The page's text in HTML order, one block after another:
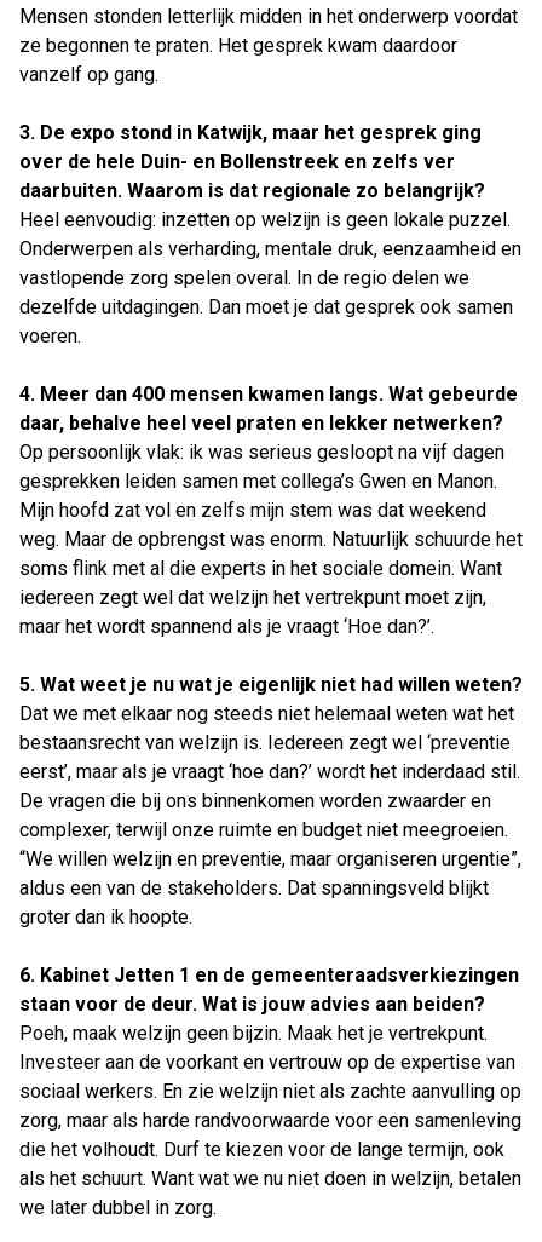
Mensen stonden letterlijk midden in het onderwerp voordat
ze begonnen te praten. Het gesprek kwam daardoor
vanzelf op gang.
3. De expo stond in Katwijk, maar het gesprek ging
over de hele Duin- en Bollenstreek en zelfs ver
daarbuiten. Waarom is dat regionale zo belangrijk?
Heel eenvoudig: inzetten op welzijn is geen lokale puzzel.
Onderwerpen als verharding, mentale druk, eenzaamheid en
vastlopende zorg spelen overal. In de regio delen we
dezelfde uitdagingen. Dan moet je dat gesprek ook samen
voeren.
4. Meer dan 400 mensen kwamen langs. Wat gebeurde
daar, behalve heel veel praten en lekker netwerken?
Op persoonlijk vlak: ik was serieus gesloopt na vijf dagen
gesprekken leiden samen met collega’s Gwen en Manon.
Mijn hoofd zat vol en zelfs mijn stem was dat weekend
weg. Maar de opbrengst was enorm. Natuurlijk schuurde het
soms flink met al die experts in het sociale domein. Want
iedereen zegt wel dat welzijn het vertrekpunt moet zijn,
maar het wordt spannend als je vraagt ‘Hoe dan?’.
5. Wat weet je nu wat je eigenlijk niet had willen weten?
Dat we met elkaar nog steeds niet helemaal weten wat het
bestaansrecht van welzijn is. Iedereen zegt wel ‘preventie
eerst’, maar als je vraagt ‘hoe dan?’ wordt het inderdaad stil.
De vragen die bij ons binnenkomen worden zwaarder en
complexer, terwijl onze ruimte en budget niet meegroeien.
“We willen welzijn en preventie, maar organiseren urgentie”,
aldus een van de stakeholders. Dat spanningsveld blijkt
groter dan ik hoopte.
6. Kabinet Jetten 1 en de gemeenteraadsverkiezingen
staan voor de deur. Wat is jouw advies aan beiden?
Poeh, maak welzijn geen bijzin. Maak het je vertrekpunt.
Investeer aan de voorkant en vertrouw op de expertise van
sociaal werkers. En zie welzijn niet als zachte aanvulling op
zorg, maar als harde randvoorwaarde voor een samenleving
die het volhoudt. Durf te kiezen voor de lange termijn, ook
als het schuurt. Want wat we nu niet doen in welzijn, betalen
we later dubbel in zorg.